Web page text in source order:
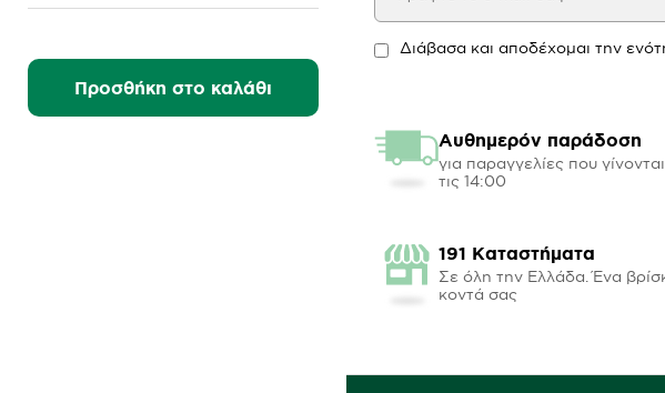
Προσθήκη στο καλάθι
Διάβασα και αποδέχομαι την
Αυθημερόν παράδοση
για παραγγελίες που
τις 14:00
191 Καταστήματα
Σε όλη την Ελλάδα. Ένα
κοντά σας